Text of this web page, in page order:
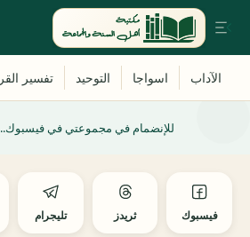
للإنضمام في مجموعتي في فيسبوك..
فيسبوك ثريدز تليجرام